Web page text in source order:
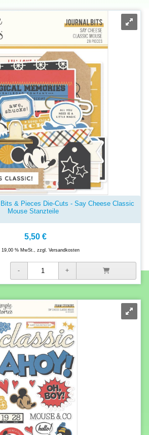
& Pieces Die-Cuts - Say Cheese Classic
Mouse Stanzteile
5,50 €
19,00 % MwSt., zzgl. Versandkosten